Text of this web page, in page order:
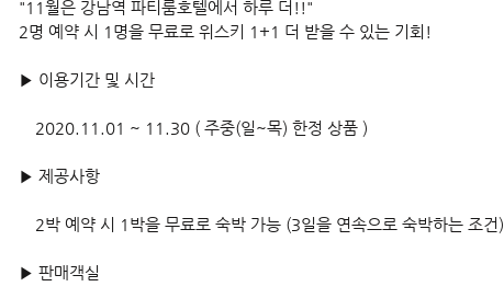
"11월은 강남역 파티룸호텔에서 하루 더!!"
2명 예약 시 1명을 무료로 위스키 1+1 더 받을 수 있는 기회!
▶ 이용기간 및 시간
2020.11.01 ~ 11.30 ( 주중(일~목) 한정 상품 )
▶ 제공사항
2박 예약 시 1박을 무료로 숙박 가능 (3일을 연속으로 숙박하는 조건)
▶ 판매객실